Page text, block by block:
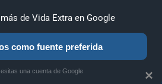
PC SONY NINTENDO
×
de Vida Extra en Google
como fuente preferida
una cuenta de Google